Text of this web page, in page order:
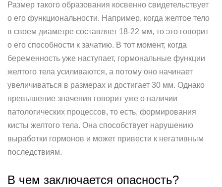
Размер такого образования косвенно свидетельствует
о его функциональности. Например, когда желтое тело
в своем диаметре составляет 18-22 мм, то это говорит
о его способности к зачатию. В тот момент, когда
беременность уже наступает, гормональные функции
желтого тела усиливаются, а потому оно начинает
увеличиваться в размерах и достигает 30 мм. Однако
превышение значения говорит уже о наличии
патологических процессов, то есть, формирования
кисты желтого тела. Она способствует нарушению
выработки гормонов и может привести к негативным
последствиям.
В чем заключается опасность?